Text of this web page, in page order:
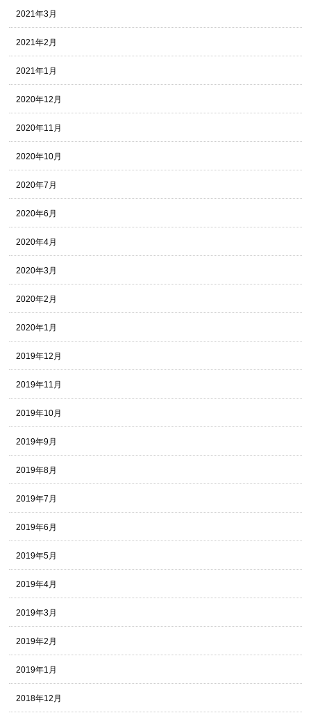
2021年3月
2021年2月
2021年1月
2020年12月
2020年11月
2020年10月
2020年7月
2020年6月
2020年4月
2020年3月
2020年2月
2020年1月
2019年12月
2019年11月
2019年10月
2019年9月
2019年8月
2019年7月
2019年6月
2019年5月
2019年4月
2019年3月
2019年2月
2019年1月
2018年12月